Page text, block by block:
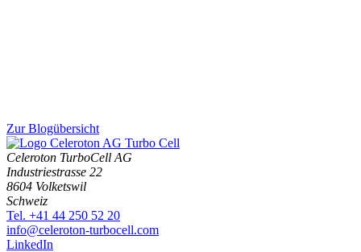
Zur Blogübersicht
Celeroton TurboCell AG
Industriestrasse 22
8604 Volketswil
Schweiz
Tel. +41 44 250 52 20
moc.llecobrut-notorelec@ofni
LinkedIn